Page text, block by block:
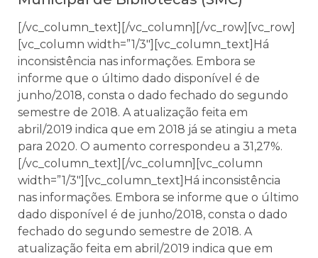
[/vc_column_text][/vc_column][/vc_row][vc_row]
[vc_column width=”1/3″][vc_column_text]Há
inconsistência nas informações. Embora se
informe que o último dado disponível é de
junho/2018, consta o dado fechado do segundo
semestre de 2018. A atualização feita em
abril/2019 indica que em 2018 já se atingiu a meta
para 2020. O aumento correspondeu a 31,27%.
[/vc_column_text][/vc_column][vc_column
width=”1/3″][vc_column_text]Há inconsistência
nas informações. Embora se informe que o último
dado disponível é de junho/2018, consta o dado
fechado do segundo semestre de 2018. A
atualização feita em abril/2019 indica que em